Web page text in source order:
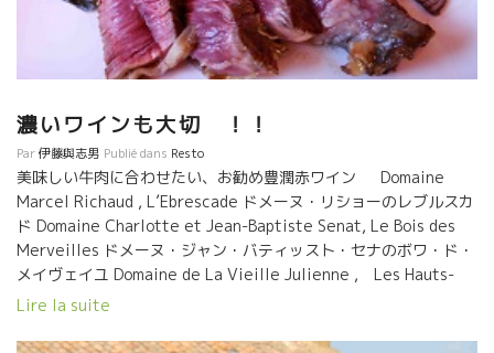
なる。次世代を背負って立つ二人。 醸造的には、除梗する方法
と、除梗なしのセミ・マセラッション・カルボニック醸造の両方
を使いこなせる数少ない貴重な醸造家である。 何よりも、ニコラ
の人間的優しさと確実さがワインに表現されている。
濃いワインも大切 ！！
Par伊藤與志男 Publié dans Resto
美味しい牛肉に合わせたい、お勧め豊潤赤ワイン Domaine
Marcel Richaud , L’Ebrescade ドメーヌ・リショーのレブルスカ
ド Domaine Charlotte et Jean-Baptiste Senat, Le Bois des
Merveilles ドメーヌ・ジャン・バティッスト・セナのボワ・ド・
メイヴェイユ Domaine de La Vieille Julienne , Les Hauts-
Lieux ドメーヌ・ド・ラ・ヴィエイユ・ジュリアンヌ のレ・オ
ル・ブー・ド・モンドのラ・ルス La Ferme Saint-Martin , Les
Lire la suite